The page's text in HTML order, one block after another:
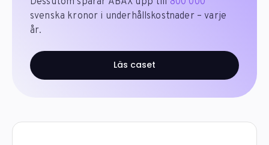
svenska kronor i underhållskostnader – varje
år.
Läs caset